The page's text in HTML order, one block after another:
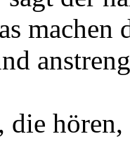
machen
hören,